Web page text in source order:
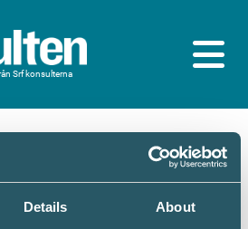
Details About
Srf konsulterna
för dig som är
konsulterna. Du loggar in
lösenord som du har på